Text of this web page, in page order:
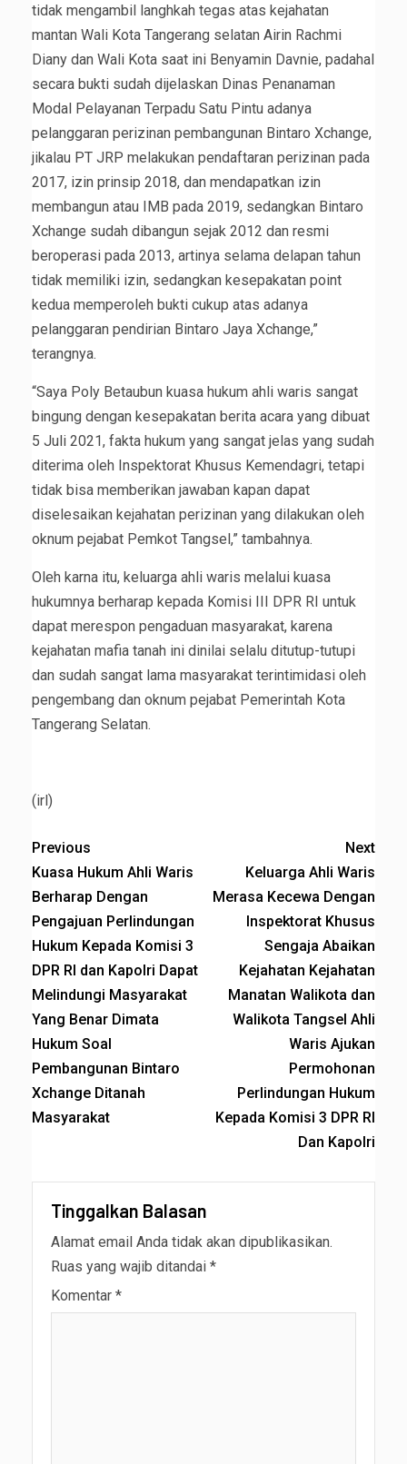
tidak mengambil langhkah tegas atas kejahatan
mantan Wali Kota Tangerang selatan Airin Rachmi
Diany dan Wali Kota saat ini Benyamin Davnie, padahal
secara bukti sudah dijelaskan Dinas Penanaman
Modal Pelayanan Terpadu Satu Pintu adanya
pelanggaran perizinan pembangunan Bintaro Xchange,
jikalau PT JRP melakukan pendaftaran perizinan pada
2017, izin prinsip 2018, dan mendapatkan izin
membangun atau IMB pada 2019, sedangkan Bintaro
Xchange sudah dibangun sejak 2012 dan resmi
beroperasi pada 2013, artinya selama delapan tahun
tidak memiliki izin, sedangkan kesepakatan point
kedua memperoleh bukti cukup atas adanya
pelanggaran pendirian Bintaro Jaya Xchange,”
terangnya.
“Saya Poly Betaubun kuasa hukum ahli waris sangat
bingung dengan kesepakatan berita acara yang dibuat
5 Juli 2021, fakta hukum yang sangat jelas yang sudah
diterima oleh Inspektorat Khusus Kemendagri, tetapi
tidak bisa memberikan jawaban kapan dapat
diselesaikan kejahatan perizinan yang dilakukan oleh
oknum pejabat Pemkot Tangsel,” tambahnya.
Oleh karna itu, keluarga ahli waris melalui kuasa
hukumnya berharap kepada Komisi III DPR RI untuk
dapat merespon pengaduan masyarakat, karena
kejahatan mafia tanah ini dinilai selalu ditutup-tutupi
dan sudah sangat lama masyarakat terintimidasi oleh
pengembang dan oknum pejabat Pemerintah Kota
Tangerang Selatan.
(irl)
Previous
Kuasa Hukum Ahli Waris
Berharap Dengan
Pengajuan Perlindungan
Hukum Kepada Komisi 3
DPR RI dan Kapolri Dapat
Melindungi Masyarakat
Yang Benar Dimata
Hukum Soal
Pembangunan Bintaro
Xchange Ditanah
Masyarakat
Next
Keluarga Ahli Waris
Merasa Kecewa Dengan
Inspektorat Khusus
Sengaja Abaikan
Kejahatan Kejahatan
Manatan Walikota dan
Walikota Tangsel Ahli
Waris Ajukan
Permohonan
Perlindungan Hukum
Kepada Komisi 3 DPR RI
Dan Kapolri
Tinggalkan Balasan
Alamat email Anda tidak akan dipublikasikan.
Ruas yang wajib ditandai *
Komentar *